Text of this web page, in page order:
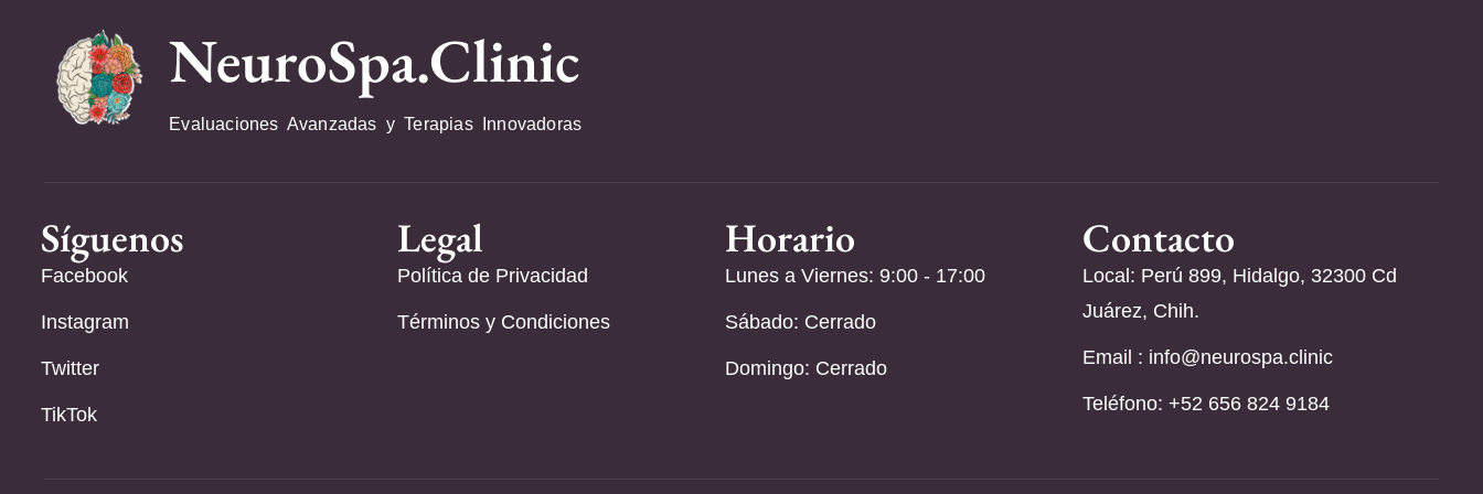
NeuroSpa.Clinic
Evaluaciones Avanzadas y Terapias Innovadoras
Síguenos
Facebook
Instagram
Twitter
TikTok
Legal
Política de Privacidad
Términos y Condiciones
Horario
Lunes a Viernes: 9:00 - 17:00
Sábado: Cerrado
Domingo: Cerrado
Contacto
Local: Perú 899, Hidalgo, 32300 Cd
Juárez, Chih.
Email : info@neurospa.clinic
Teléfono: ‪+52 656 824 9184‬